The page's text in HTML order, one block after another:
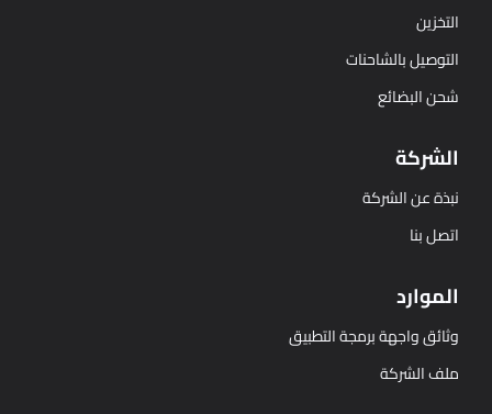
بالشاحنات
البضائع
عن الشركة
واجهة برمجة التطبيق
الشركة